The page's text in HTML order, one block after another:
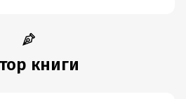
книги